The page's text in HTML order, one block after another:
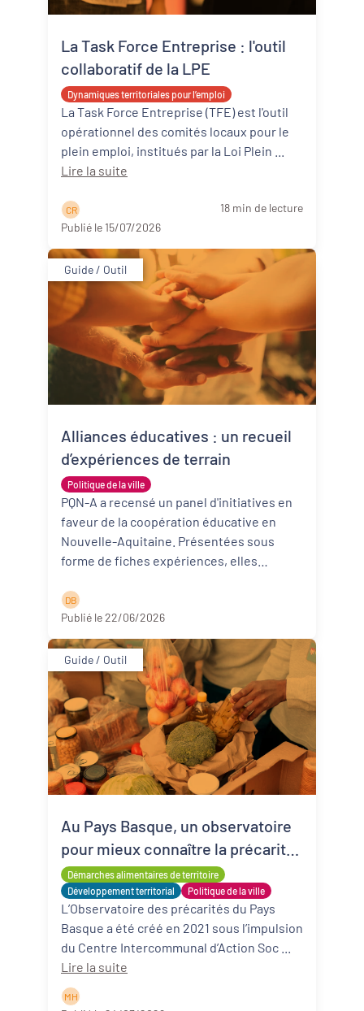
Dynamiques territoriales pour l’emploi
La Task Force Entreprise : l'outil
collaboratif de la LPE
La Task Force Entreprise (TFE) est l'outil
opérationnel des comités locaux pour le
Lire la suite
C R
18 min de lecture
Publié le 15/07/2026
Guide / Outil
Politique de la ville
Alliances éducatives : un recueil
d’expériences de terrain
PQN-A a recensé un panel d'initiatives en
faveur de la coopération éducative en
Nouvelle-Aquitaine. Présentées sous
forme de fiches expériences, elles
Lire la suite
D B
Publié le 22/06/2026
Guide / Outil
Démarches alimentaires de territoire
Développement territorial
Politique de la ville
Au Pays Basque, un observatoire
pour mieux connaître la précarité
alimentaire
L’Observatoire des précarités du Pays
Basque a été créé en 2021 sous l’impulsion
Lire la suite
M H